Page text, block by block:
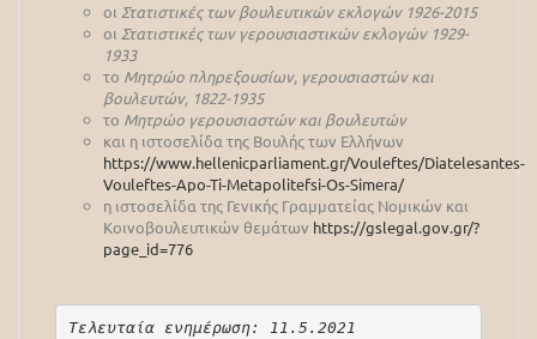
οι Στατιστικές των βουλευτικών εκλογών 1926-2015
οι Στατιστικές των γερουσιαστικών εκλογών 1929-
1933
το Μητρώο πληρεξουσίων, γερουσιαστών και
βουλευτών, 1822-1935
το Μητρώο γερουσιαστών και βουλευτών
και η ιστοσελίδα της Βουλής των Ελλήνων
https://www.hellenicparliament.gr/Vouleftes/Diatelesantes-
Vouleftes-Apo-Ti-Metapolitefsi-Os-Simera/
η ιστοσελίδα της Γενικής Γραμματείας Νομικών και
Κοινοβουλευτικών θεμάτων https://gslegal.gov.gr/?
page_id=776
Τελευταία ενημέρωση: 11.5.2021